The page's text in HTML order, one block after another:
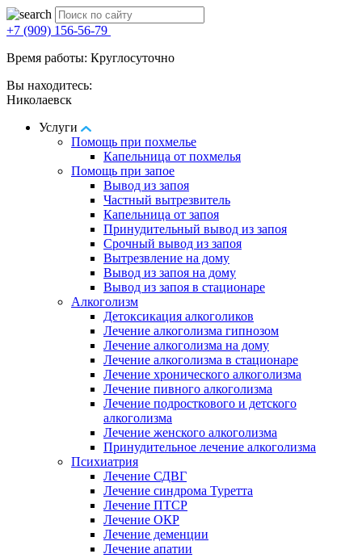
+7 (909) 156-56-79
Время работы: Круглосуточно
Вы находитесь:
Николаевск
Услуги
Помощь при похмелье
Капельница от похмелья
Помощь при запое
Вывод из запоя
Частный вытрезвитель
Капельница от запоя
Принудительный вывод из запоя
Срочный вывод из запоя
Вытрезвление на дому
Вывод из запоя на дому
Вывод из запоя в стационаре
Алкоголизм
Детоксикация алкоголиков
Лечение алкоголизма гипнозом
Лечение алкоголизма на дому
Лечение алкоголизма в стационаре
Лечение хронического алкоголизма
Лечение пивного алкоголизма
Лечение подросткового и детского
алкоголизма
Лечение женского алкоголизма
Принудительное лечение алкоголизма
Психиатрия
Лечение СДВГ
Лечение синдрома Туретта
Лечение ПТСР
Лечение ОКР
Лечение деменции
Лечение апатии